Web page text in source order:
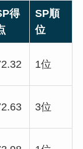
得
SP順
位
1位
3位